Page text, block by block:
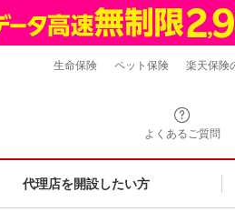
よくあるご質問
代理店を開設したい方
生命保険 ペット保険 楽天保険